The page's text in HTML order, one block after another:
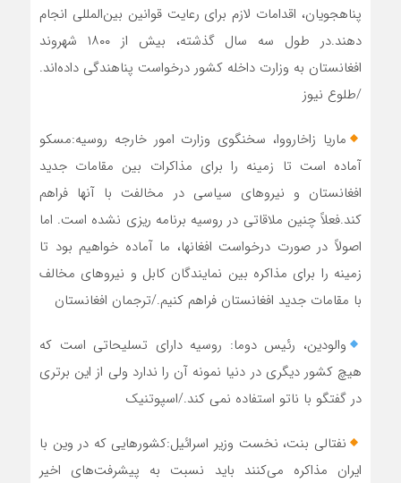
پناهجویان، اقدامات لازم برای رعایت قوانین‌ بین‌المللی انجام
دهند.در طول سه سال گذشته، بیش از ۱۸۰۰ شهروند
افغانستان به وزارت داخله کشور درخواست پناهندگی داده‌اند.
/طلوع نیوز
ماریا زاخارووا، سخنگوی وزارت امور خارجه روسیه:مسکو
آماده است تا زمینه را برای مذاکرات بین مقامات جدید
افغانستان و نیروهای سیاسی در مخالفت با آنها فراهم
کند.فعلاً چنین ملاقاتی در روسیه برنامه ریزی نشده است. اما
اصولاً در صورت درخواست افغانها، ما آماده خواهیم بود تا
زمینه را برای مذاکره بین نمایندگان کابل و نیروهای مخالف
با مقامات جدید افغانستان فراهم کنیم./ترجمان افغانستان
والودین، رئیس دوما: روسیه دارای تسلیحاتی است که
هیچ کشور دیگری در دنیا نمونه آن را ندارد ولی از این برتری
در گفتگو با ناتو استفاده نمی کند./اسپوتنیک
نفتالی بنت، نخست وزیر اسرائیل:کشور‌هایی که در وین با
ایران مذاکره می‌کنند باید نسبت به پیشرفت‌های اخیر